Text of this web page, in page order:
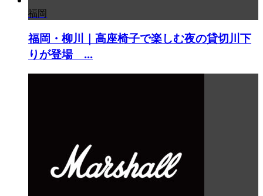
福岡
福岡・柳川｜高座椅子で楽しむ夜の貸切川下
りが登場 ...